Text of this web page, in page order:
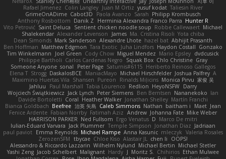
Rafael Jimenez Colin Langley Juan M Ortiz yusuf kodat Taliesin River
GrimeOnADime Cabot3D Paola Avanzo Sarah Philipp Krombusch
Anthony Rosbottom Danik Z Herminia Alexandra Franco Parra Hunter R
Vito Petrović Saint Deluca Sentient chicken noodle soup Robbe Callewaert Michael
Shalekendar Alexander Levenson James Ma. Cristina Risoli Yota chiba
Dean Simonds Mark Sanderson Alexandre Lhote hazel bat Abhijit Prasanth
Ben Hoffman Matthew Edgmon Tara Exotic Juha Lindfors Haydon Costall Gonzako
Tim Winkelmann
Joel Green Cody Chow Miguel Mendez Mario Epsley dvdcusick
Philippe Bartholi Carlos Cardenas Negro Squak Box Chlo Christine Gray
Someone Anyone sonal Peter Page Saturnis#6115 Heriberto Reinoso Gallegos
Elena T Strogg DaskalosBCE ManiacMayo Michael Hirschfelder Joshua Palfrey A
Maximino Huertas Vila Shansen Pureon Rinalds Miļicins Monica Pirvu 家俊 吴
Jahluu
Paul Marshall Tabia Lourenco Redlion HeyoNSFW Darry
Wojciech Świątkiewicz Jack Lynch Peter Siemens Ben Berntsen Nananekoko Ian
Davide Bortoletti Coral Heather Walker Jonathan Shelley Martín Franchi
Bianca Goldbach Beefree 治英 矢島 Caleb Simmons Nathan baitham i Maet Jean
Fenice Ardente Fabian Norrby Fatimah Aziz Andrew Johanna Fate Mike Weber
HARRISON PARKER Ned Fullsom Ergo Venatus D Marco De mitri
Iulian-Eduard Varvara Jack Plummer Temple Simpson Jonathan Diaz Jadriaan
paul paviot Emma Reynolds Michael Rampe Anna Kasunic mleczyk Valeria Rosales
ZerozenSFM tbycae Chloe Kiso Alastair JL chen li
OOPS!
Alessandro & Riccardo Lazzarin Wilhelm Nylund Michael Bertin Michael Stetler
Yashi Zeng Jacob Schelbert Malignant Hardy J Moritz S. Chihirios Ethan Mulwee